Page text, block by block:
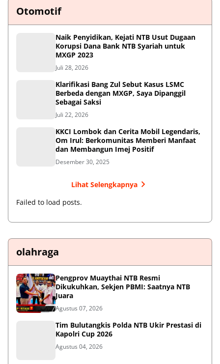
Otomotif
Naik Penyidikan, Kejati NTB Usut Dugaan
Korupsi Dana Bank NTB Syariah untuk
MXGP 2023
Juli 28, 2026
Klarifikasi Bang Zul Sebut Kasus LSMC
Berbeda dengan MXGP, Saya Dipanggil
Sebagai Saksi
Juli 22, 2026
KKCI Lombok dan Cerita Mobil Legendaris,
Om Irul: Berkomunitas Memberi Manfaat
dan Membangun Imej Positif
Desember 30, 2025
Lihat Selengkapnya
Failed to load posts.
olahraga
Pengprov Muaythai NTB Resmi
Dikukuhkan, Sekjen PBMI: Saatnya NTB
Juara
Agustus 07, 2026
Tim Bulutangkis Polda NTB Ukir Prestasi di
Kapolri Cup 2026
Agustus 04, 2026